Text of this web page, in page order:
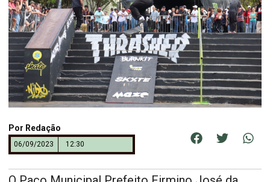
Por Redação
06/09/2023 12:30